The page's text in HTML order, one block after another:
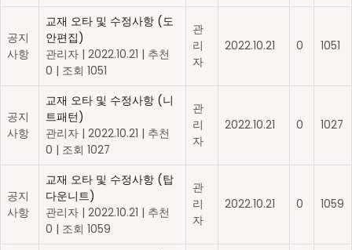
공지
사항
교재 오타 및 수정사항 (도
안편집)
관리자 | 2022.10.21 | 추천
0 | 조회 1051
관
리
자
2022.10.21 0 1051
공지
사항
교재 오타 및 수정사항 (니
트패턴)
관리자 | 2022.10.21 | 추천
0 | 조회 1027
관
리
자
2022.10.21 0 1027
공지
사항
교재 오타 및 수정사항 (탑
다운니트)
관리자 | 2022.10.21 | 추천
0 | 조회 1059
관
리
자
2022.10.21 0 1059